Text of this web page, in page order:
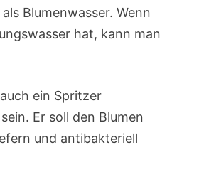
Blumenwasser. Wenn
hat, kann man
ein Spritzer
Er soll den Blumen
und antibakteriell